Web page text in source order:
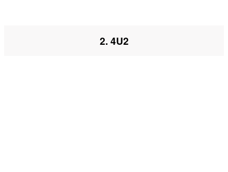
2. 4U2